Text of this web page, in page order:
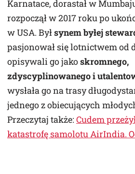
Karnatace, dorastał w
rozpoczął w 2017 roku po
w USA. Byłsynem byłej
pasjonował się lotnictwem od
opisywali go jakoskromnego,
zdyscyplinowanego i
wysłała go na trasy
jednego z obiecujących
Przeczytaj także: Cudem
katastrofę samolotu AirIndia.